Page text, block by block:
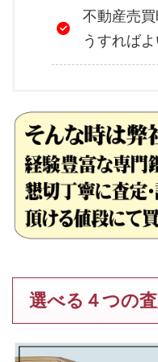
不動産売
うすればよ
選べる４つの